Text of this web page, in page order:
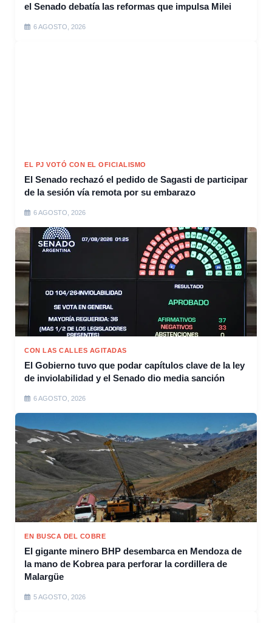
el Senado debatía las reformas que impulsa Milei
6 AGOSTO, 2026
EL PJ VOTÓ CON EL OFICIALISMO
El Senado rechazó el pedido de Sagasti de participar
de la sesión vía remota por su embarazo
6 AGOSTO, 2026
CON LAS CALLES AGITADAS
El Gobierno tuvo que podar capítulos clave de la ley
de inviolabilidad y el Senado dio media sanción
6 AGOSTO, 2026
EN BUSCA DEL COBRE
El gigante minero BHP desembarca en Mendoza de
la mano de Kobrea para perforar la cordillera de
Malargüe
5 AGOSTO, 2026